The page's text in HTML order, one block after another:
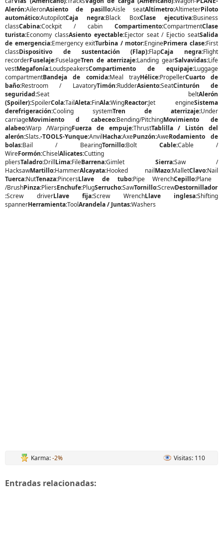
Alerón:AileronAsiento de pasillo:Aisle seatAltímetro:AltimeterPiloto
automático:AutopilotCaja negra:Black BoxClase ejecutiva:Business
classCabina:Cockpit / cabin Compartimento:CompartmentClase
turista:Economy classAsiento eyectable:Ejector seat / Ejectio seatSalida
de emergencia:Emergency exitTurbina / motor:EnginePrimera clase:First
classDispositivo de sustentación (Flap):FlapCaja negra:Flight
recorderFuselaje:FuselageTren de aterrizaje:Landing gearSalvavidas:Life
vestMegafonía:LoudspeakersCompartimento de equipaje:Luggage
compartmentBandeja de comida:Meal trayHélice:PropellerCuarto de
baño:Restroom / LavatoryTimón:RudderAsiento:SeatCinturón de
seguridad:Seat beltAlerón
(Spoiler):SpoilerCola:TailAleta:FinAla:WingReactor:Jet engineSistema
derefrigeración:Cooling systemTren de aterrizaje:Under
carriageMovimiento d cabeceo:Bending/PitchingMovimiento de
alabeo:Warp /WarpingFuerza de empuje:ThrustTablilla / Listón del
alerón:Slats.-TOOLS-Yunque:AnvilHacha:AxePunzón:AweRodamiento de
bolas:Bail / BearingTornillo:BoltCable:Cable /
WireFormón:ChiselAlicates:Cutting
pliersTaladro:DrillLima:FileBarrena:Gimlet Sierra:Saw /
HacksawMartillo:HammerAlcayata:Hooked nailMazo:MalletClavo:Nail
Tuerca:NutTenaza:PincersLlave de tubo:Pipe WrenchCepillo:Plane
/BrushPinza:PliersEnchufe:PlugSerrucho:SawTornillo:ScrewDestornillador
:Screw driverLlave fija:Screw WrenchLlave inglesa:Shifting
spannerHerramienta:ToolArandela / Juntas:Washers
Karma:-2% Visitas: 110
Entradas relacionadas: